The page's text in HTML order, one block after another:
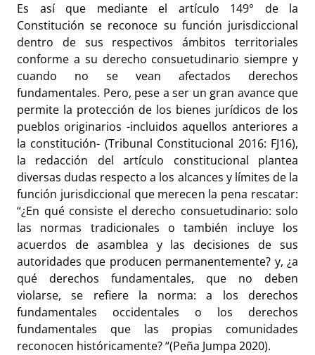
Es así que mediante el artículo 149° de la
Constitución se reconoce su función jurisdiccional
dentro de sus respectivos ámbitos territoriales
conforme a su derecho consuetudinario siempre y
cuando no se vean afectados derechos
fundamentales. Pero, pese a ser un gran avance que
permite la protección de los bienes jurídicos de los
pueblos originarios -incluidos aquellos anteriores a
la constitución- (Tribunal Constitucional 2016: FJ16),
la redacción del artículo constitucional plantea
diversas dudas respecto a los alcances y límites de la
función jurisdiccional que merecen la pena rescatar:
“¿En qué consiste el derecho consuetudinario: solo
las normas tradicionales o también incluye los
acuerdos de asamblea y las decisiones de sus
autoridades que producen permanentemente? y, ¿a
qué derechos fundamentales, que no deben
violarse, se refiere la norma: a los derechos
fundamentales occidentales o los derechos
fundamentales que las propias comunidades
reconocen históricamente? “(Peña Jumpa 2020).